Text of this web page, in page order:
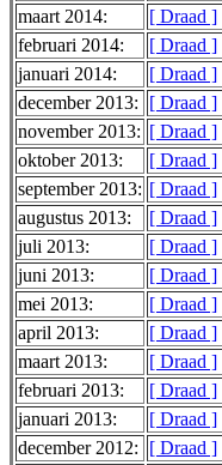
maart 2014:
[ Draad ]
februari 2014:
[ Draad ]
januari 2014:
[ Draad ]
december 2013:
[ Draad ]
november 2013: [ Draad ]
oktober 2013:
[ Draad ]
september 2013: [ Draad ]
augustus 2013:
[ Draad ]
juli 2013:
[ Draad ]
juni 2013:
[ Draad ]
mei 2013:
[ Draad ]
april 2013:
[ Draad ]
maart 2013:
[ Draad ]
februari 2013:
[ Draad ]
januari 2013:
[ Draad ]
december 2012:
[ Draad ]